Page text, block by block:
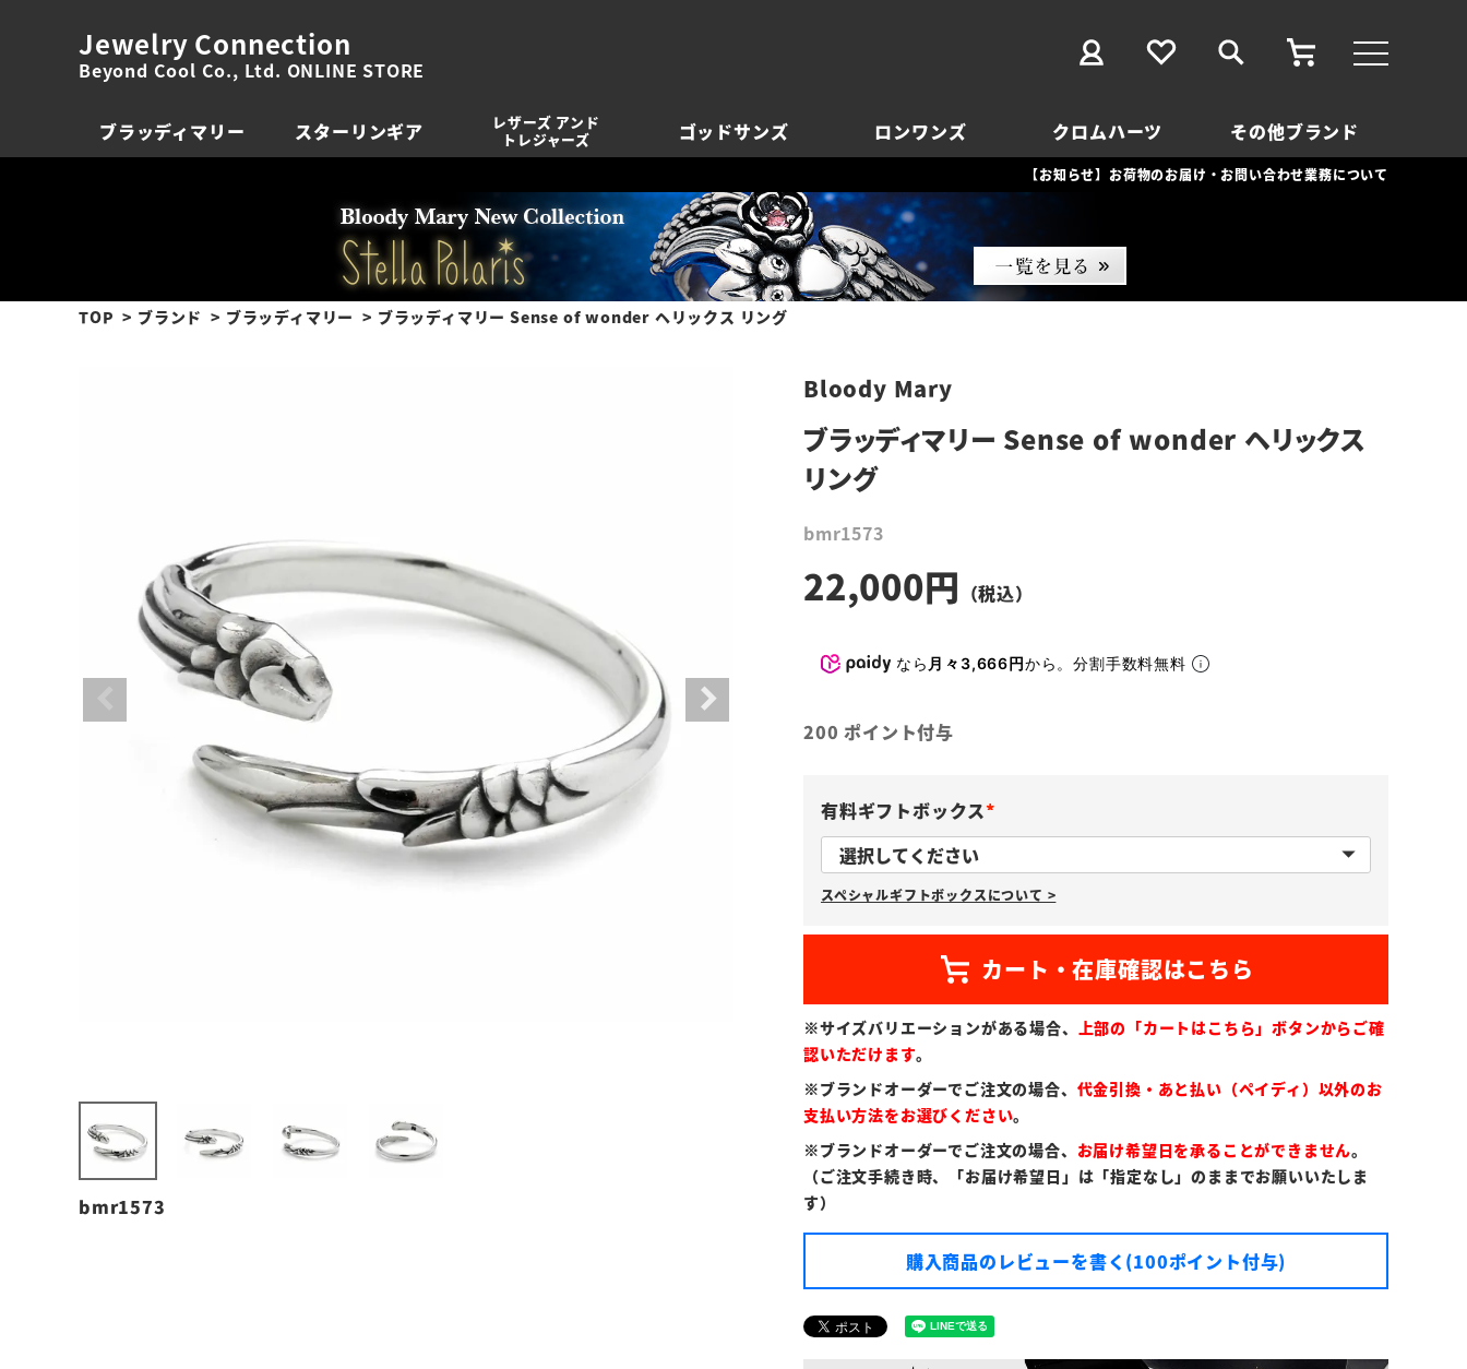
Jewelry Connection
Beyond Cool Co., Ltd. ONLINE STORE
ブラッディマリー スターリンギア
レザーズ アンド
トレジャーズ
ゴッドサンズ ロンワンズ クロムハーツ その他ブランド
【お知らせ】お荷物のお届け・お問い合わせ業務について
TOP ブランド ブラッディマリー ブラッディマリー Sense of wonder ヘリックス リング
bmr1573
Bloody Mary
ブラッディマリー Sense of wonder ヘリックス
リング
bmr1573
22,000
なら 月々3,666円から。分割手数料無料
200 ポイント付与
有料ギフトボックス
(
必
スペシャルギフトボックスについて >
※サイズバリエーションがある場合、
上部の「カートはこちら」ボタンからご確
認いただけます。
※ブランドオーダーでご注文の場合、 代金引換・あと払い（ペイディ）以外のお
支払い方法をお選びください。
※ブランドオーダーでご注文の場合、 お届け希望日を承ることができません。
（ご注文手続き時、「お届け希望日」は「指定なし」のままでお願いいたしま
す）
購入商品のレビューを書く(100ポイント付与)